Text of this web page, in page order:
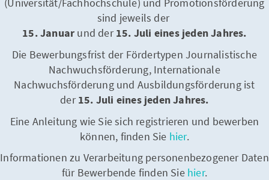
sind jeweils der
15. Januar und der15. Juli eines jeden Jahres.
Die Bewerbungsfrist der Fördertypen Journalistische
Nachwuchsförderung, Internationale
Nachwuchsförderung und Ausbildungsförderung ist
der15. Juli eines jeden Jahres.
Eine Anleitung wie Sie sich registrieren und bewerben
können, finden Sie hier.
Informationen zu Verarbeitung personenbezogener Daten
für Bewerbende finden Sie hier.